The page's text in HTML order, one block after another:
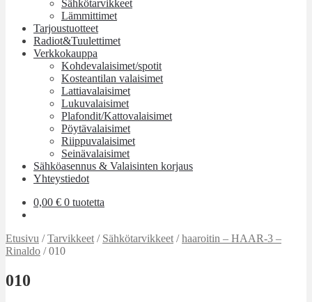
Sähkötarvikkeet
Lämmittimet
Tarjoustuotteet
Radiot&Tuulettimet
Verkkokauppa
Kohdevalaisimet/spotit
Kosteantilan valaisimet
Lattiavalaisimet
Lukuvalaisimet
Plafondit/Kattovalaisimet
Pöytävalaisimet
Riippuvalaisimet
Seinävalaisimet
Sähköasennus & Valaisinten korjaus
Yhteystiedot
0,00 € 0 tuotetta
Etusivu /Tarvikkeet / Sähkötarvikkeet /haaroitin – HAAR-3 –
Rinaldo /010
010